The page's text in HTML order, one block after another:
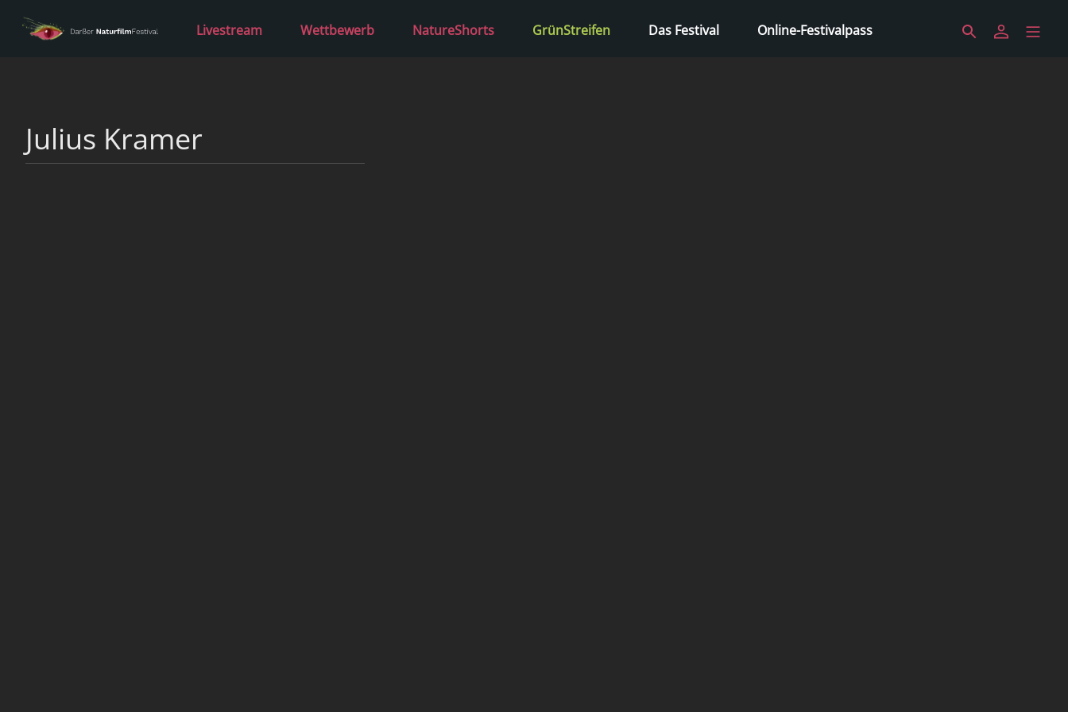
Livestream Wettbewerb NatureShorts GrünStreifen Das Festival Online-Festivalpass
Julius Kramer